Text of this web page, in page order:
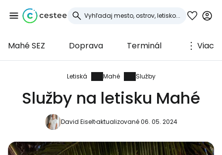
Mahé SEZ Doprava Terminál Viac
Letiská Mahé Služby
Služby na letisku Mahé
David Eiseltaktualizované 06. 05. 2024
Prihláste sa do
služby Cestee
... celosvetovej komunity cestovateľov